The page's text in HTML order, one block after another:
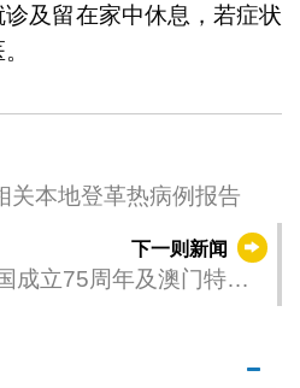
及留在家中休息，若症状
关本地登革热病例报告
下一则新闻
成立75周年及澳门特别
情理想